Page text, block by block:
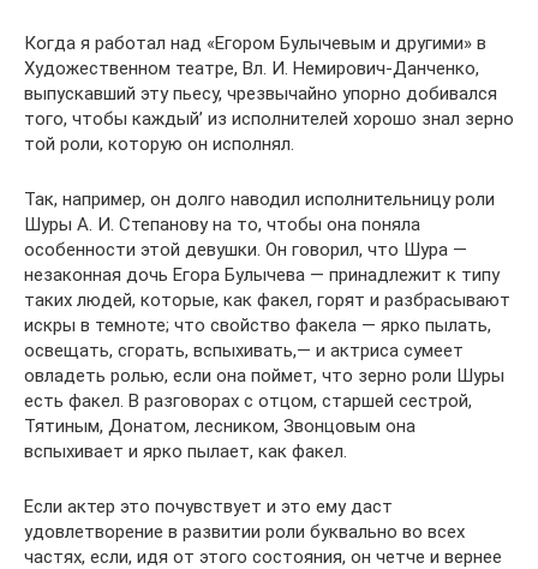
Когда я работал над «Егором Булычевым и другими» в
Художественном театре, Вл. И. Немирович-Данченко,
выпу­скавший эту пьесу, чрезвычайно упорно добивался
того, что­бы каждый’ из исполнителей хорошо знал зерно
той роли, ко­торую он исполнял.
Так, например, он долго наводил исполнительницу роли
Шуры А. И. Степанову на то, чтобы она поняла
особенности этой девушки. Он говорил, что Шура —
незаконная дочь Егора Булычева — принадлежит к типу
таких людей, кото­рые, как факел, горят и разбрасывают
искры в темноте; что свойство факела — ярко пылать,
освещать, сгорать, вспыхи­вать,— и актриса сумеет
овладеть ролью, если она поймет, что зерно роли Шуры
есть факел. В разговорах с отцом, старшей сестрой,
Тятиным, Донатом, лесником, Звонцовым она
вспыхивает и ярко пылает, как факел.
Если актер это почувствует и это ему даст
удовлетворе­ние в развитии роли буквально во всех
частях, если, идя от этого состояния, он четче и вернее